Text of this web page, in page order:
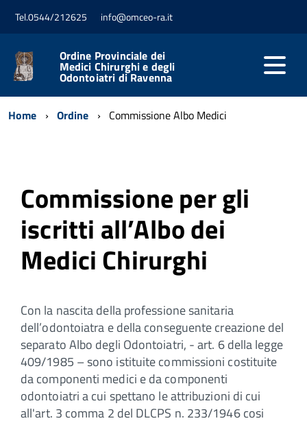
Tel.0544/212625 info@omceo-ra.it
Ordine Provinciale dei
Medici Chirurghi e degli
Odontoiatri di Ravenna
Home Ordine Commissione Albo Medici
Commissione per gli
iscritti all’Albo dei
Medici Chirurghi
Con la nascita della professione sanitaria
dell’odontoiatra e della conseguente creazione del
separato Albo degli Odontoiatri, - art. 6 della legge
409/1985 – sono istituite commissioni costituite
da componenti medici e da componenti
odontoiatri a cui spettano le attribuzioni di cui
all'art. 3 comma 2 del DLCPS n. 233/1946 cosi